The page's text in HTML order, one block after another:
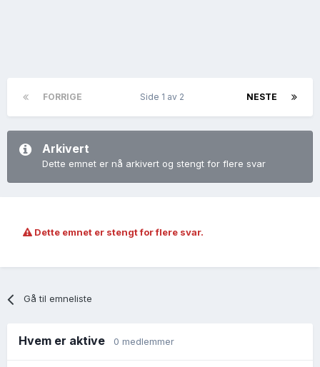
FORRIGE NESTE
Side 1 av 2
Arkivert
Dette emnet er nå arkivert og stengt for flere svar
Dette emnet er stengt for flere svar.
Gå til emneliste
Hvem er aktive 0 medlemmer